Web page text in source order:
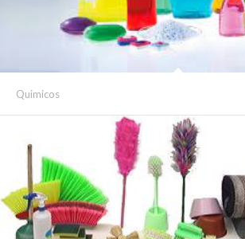
Quimicos